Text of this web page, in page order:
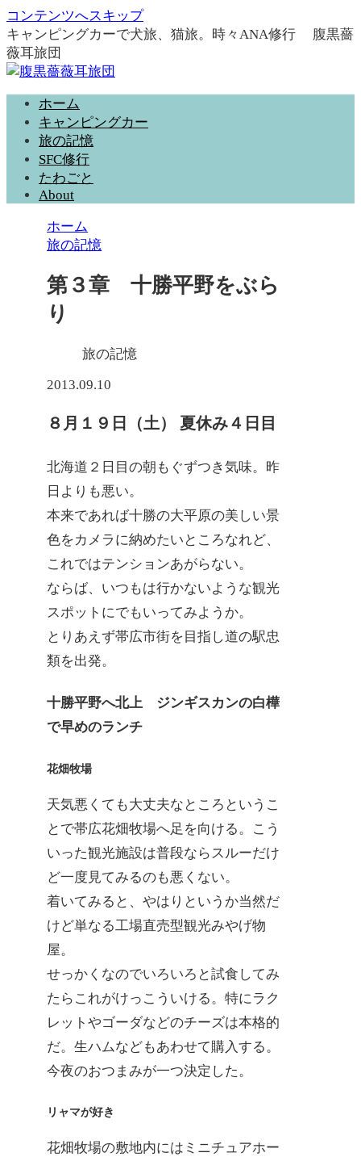
コンテンツへスキップ
キャンピングカーで犬旅、猫旅。時々ANA修行 腹黒薔
薇耳旅団
ホーム
キャンピングカー
旅の記憶
SFC修行
たわごと
About
ホーム
旅の記憶
第３章 十勝平野をぶら
り
旅の記憶
2013.09.10
８月１９日（土） 夏休み４日目
北海道２日目の朝もぐずつき気味。昨
日よりも悪い。
本来であれば十勝の大平原の美しい景
色をカメラに納めたいところなれど、
これではテンションあがらない。
ならば、いつもは行かないような観光
スポットにでもいってみようか。
とりあえず帯広市街を目指し道の駅忠
類を出発。
十勝平野へ北上 ジンギスカンの白樺
で早めのランチ
花畑牧場
天気悪くても大丈夫なところというこ
とで帯広花畑牧場へ足を向ける。こう
いった観光施設は普段ならスルーだけ
ど一度見てみるのも悪くない。
着いてみると、やはりというか当然だ
けど単なる工場直売型観光みやげ物
屋。
せっかくなのでいろいろと試食してみ
たらこれがけっこういける。特にラク
レットやゴーダなどのチーズは本格的
だ。生ハムなどもあわせて購入する。
今夜のおつまみが一つ決定した。
リャマが好き
花畑牧場の敷地内にはミニチュアホー